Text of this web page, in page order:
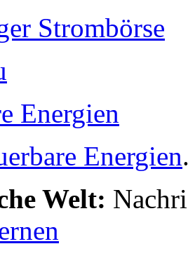
Strombörse
Energien
Energien
Welt: